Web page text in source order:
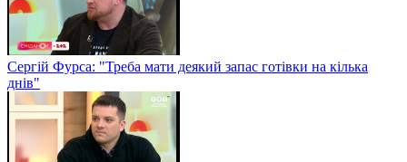
Сергій Фурса: "Треба мати деякий запас готівки на кілька
днів"